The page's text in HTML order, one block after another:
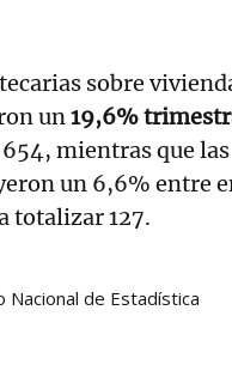
sobre
un19,6%
mientras que las
un 6,6% entre
totalizar 127.
Nacional de Estadística